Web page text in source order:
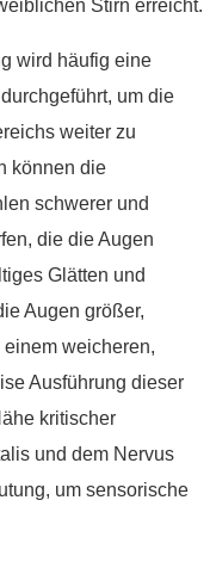
Stirn erreicht.
wird häufig eine
um die
weiter zu
können die
schwerer und
die die Augen
Glätten und
Augen größer,
weicheren,
Ausführung dieser
kritischer
und dem Nervus
um sensorische